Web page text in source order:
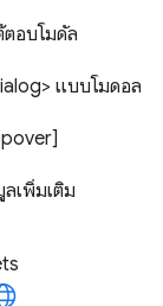
อบโมดัล
แบบโมดอล
เพิ่มเติม